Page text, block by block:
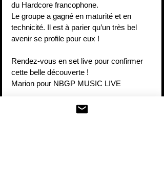
du Hardcore francophone.
Le groupe a gagné en maturité et en
technicité. Il est à parier qu’un très bel
avenir se profile pour eux !
Rendez-vous en set live pour confirmer
cette belle découverte !
Marion pour NBGP MUSIC LIVE